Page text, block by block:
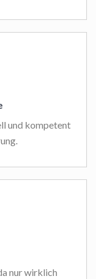
und kompetent
nur wirklich